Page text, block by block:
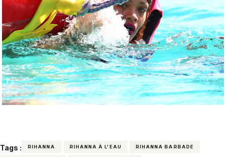
Tags : RIHANNA RIHANNA À L'EAU RIHANNA BARBADE